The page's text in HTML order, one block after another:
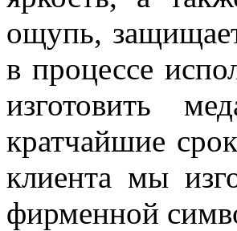
ощупь,
в процессе
изготовить
кратчайшие
клиента мы
фирменной